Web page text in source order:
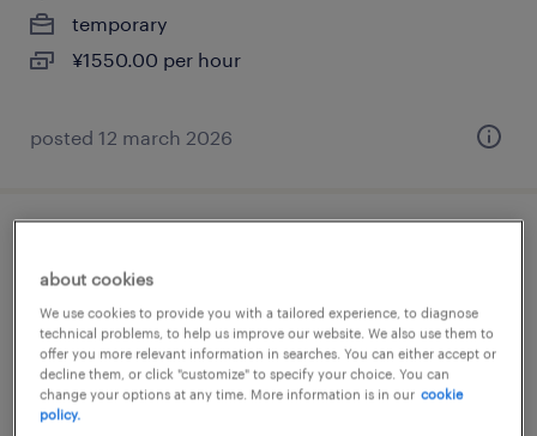
temporary
¥1550.00 per hour
posted 12 march 2026
トラック、中型免許、大型免許
埼玉県朝霞市, 埼玉県
temporary
¥1450.00 per hour
about cookies
We use cookies to provide you with a tailored experience, to diagnose
technical problems, to help us improve our website. We also use them to
offer you more relevant information in searches. You can either accept or
decline them, or click "customize" to specify your choice. You can
change your options at any time. More information is in our cookie
policy.